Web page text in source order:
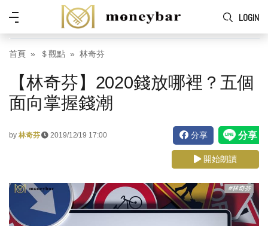
Skip to main content
LOGIN
功
能
表
首頁 ＄觀點 林奇芬
【林奇芬】2020錢放哪裡？五個
面向掌握錢潮
by 林奇芬 2019/12/19 17:00 分享
開始朗讀